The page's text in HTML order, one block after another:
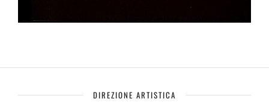
DIREZIONE ARTISTICA